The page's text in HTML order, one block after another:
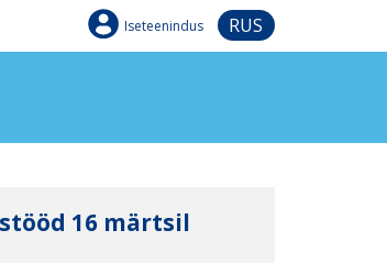
Iseteenindus RUS
16 märtsil